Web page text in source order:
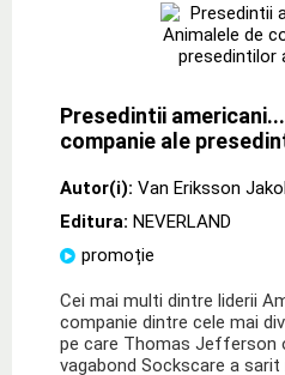
Presedintii
companie ale
Autor(i): Van Eriksson
Editura: NEVERLAND
promoție
Cei mai multi dintre liderii
companie dintre cele mai
pe care Thomas Jefferson
vagabond Sockscare a sarit